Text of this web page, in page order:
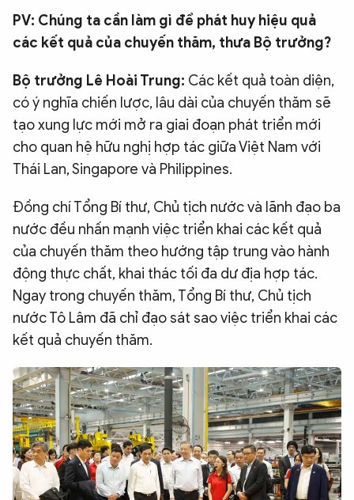
PV: Chúng ta cần làm gì để phát huy hiệu quả
các kết quả của chuyến thăm, thưa Bộ trưởng?
Bộ trưởng Lê Hoài Trung: Các kết quả toàn diện,
có ý nghĩa chiến lược, lâu dài của chuyến thăm sẽ
tạo xung lực mới mở ra giai đoạn phát triển mới
cho quan hệ hữu nghị hợp tác giữa Việt Nam với
Thái Lan, Singapore và Philippines.
Đồng chí Tổng Bí thư, Chủ tịch nước và lãnh đạo ba
nước đều nhấn mạnh việc triển khai các kết quả
của chuyến thăm theo hướng tập trung vào hành
động thực chất, khai thác tối đa dư địa hợp tác.
Ngay trong chuyến thăm, Tổng Bí thư, Chủ tịch
nước Tô Lâm đã chỉ đạo sát sao việc triển khai các
kết quả chuyến thăm.